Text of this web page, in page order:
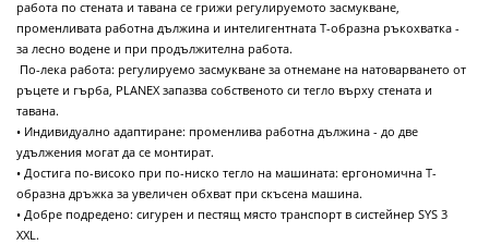
работа по стената и тавана се грижи регулируемото засмукване,
променливата работна дължина и интелигентната Т-образна ръкохватка -
за лесно водене и при продължителна работа.
По-лека работа: регулируемо засмукване за отнемане на натоварването от
ръцете и гърба, PLANEX запазва собственото си тегло върху стената и
тавана.
• Индивидуално адаптиране: променлива работна дължина - до две
удължения могат да се монтират.
• Достига по-високо при по-ниско тегло на машината: ергономична Т-
образна дръжка за увеличен обхват при скъсена машина.
• Добре подредено: сигурен и пестящ място транспорт в систейнер SYS 3
XXL.